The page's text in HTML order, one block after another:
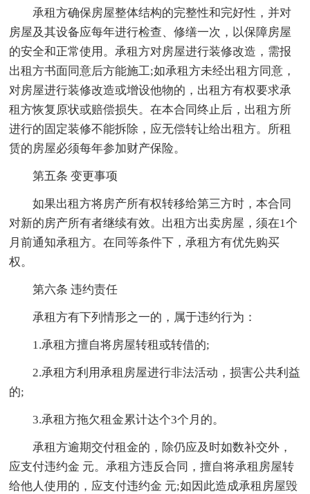
承租方确保房屋整体结构的完整性和完好性，并对
房屋及其设备应每年进行检查、修缮一次，以保障房屋
的安全和正常使用。承租方对房屋进行装修改造，需报
出租方书面同意后方能施工;如承租方未经出租方同意，
对房屋进行装修改造或增设他物的，出租方有权要求承
租方恢复原状或赔偿损失。在本合同终止后，出租方所
进行的固定装修不能拆除，应无偿转让给出租方。所租
赁的房屋必须每年参加财产保险。
第五条 变更事项
如果出租方将房产所有权转移给第三方时，本合同
对新的房产所有者继续有效。出租方出卖房屋，须在1个
月前通知承租方。在同等条件下，承租方有优先购买
权。
第六条 违约责任
承租方有下列情形之一的，属于违约行为：
1.承租方擅自将房屋转租或转借的;
2.承租方利用承租房屋进行非法活动，损害公共利益
的;
3.承租方拖欠租金累计达个3个月的。
承租方逾期交付租金的，除仍应及时如数补交外，
应支付违约金 元。承租方违反合同，擅自将承租房屋转
给他人使用的，应支付违约金 元;如因此造成承租房屋毁